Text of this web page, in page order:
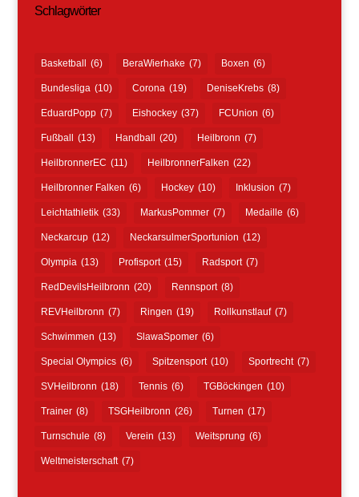
Schlagwörter
Basketball (6) BeraWierhake (7) Boxen (6)
Bundesliga (10) Corona (19) DeniseKrebs (8)
EduardPopp (7) Eishockey (37) FCUnion (6)
Fußball (13) Handball (20) Heilbronn (7)
HeilbronnerEC (11) HeilbronnerFalken (22)
Heilbronner Falken (6) Hockey (10) Inklusion (7)
Leichtathletik (33) MarkusPommer (7) Medaille (6)
Neckarcup (12) NeckarsulmerSportunion (12)
Olympia (13) Profisport (15) Radsport (7)
RedDevilsHeilbronn (20) Rennsport (8)
REVHeilbronn (7) Ringen (19) Rollkunstlauf (7)
Schwimmen (13) SlawaSpomer (6)
Special Olympics (6) Spitzensport (10) Sportrecht (7)
SVHeilbronn (18) Tennis (6) TGBöckingen (10)
Trainer (8) TSGHeilbronn (26) Turnen (17)
Turnschule (8) Verein (13) Weitsprung (6)
Weltmeisterschaft (7)